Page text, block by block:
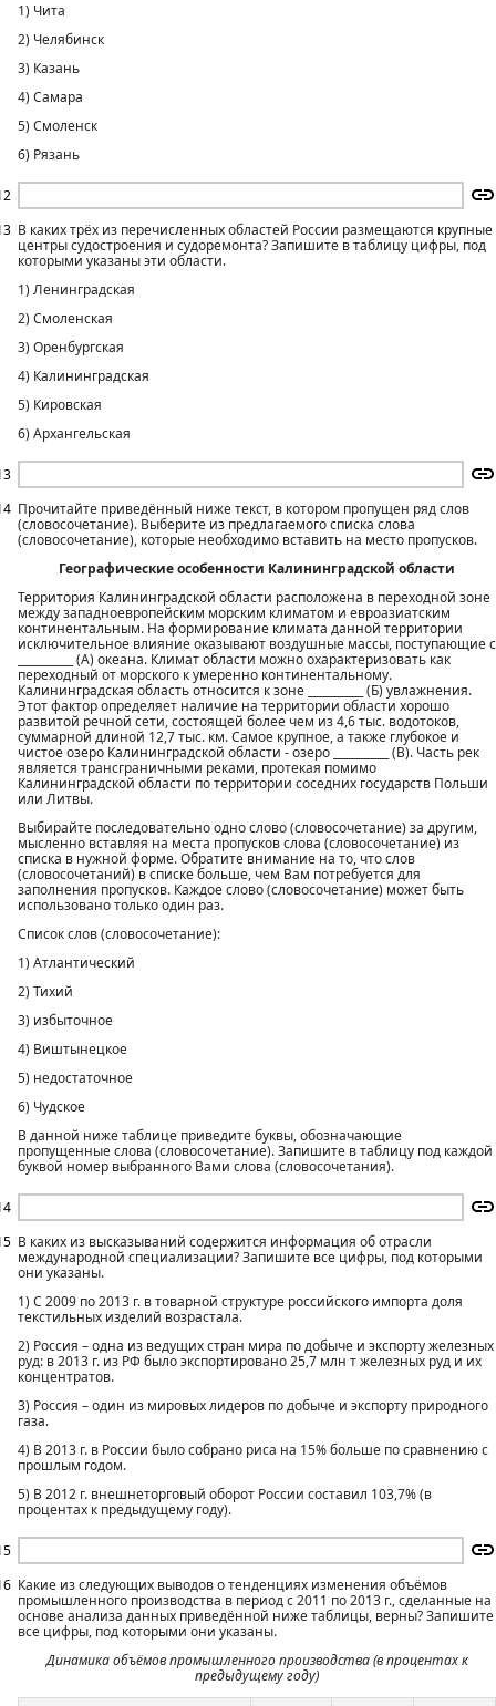
1) Чита
2) Челябинск
3) Казань
4) Самара
5) Смоленск
6) Рязань
В каких трёх из перечисленных областей России размещаются крупные
центры судостроения и судоремонта? Запишите в таблицу цифры, под
которыми указаны эти области.
1) Ленинградская
2) Смоленская
3) Оренбургская
4) Калининградская
5) Кировская
6) Архангельская
Прочитайте приведённый ниже текст, в котором пропущен ряд слов
(словосочетание). Выберите из предлагаемого списка слова
(словосочетание), которые необходимо вставить на место пропусков.
Географические особенности Калининградской области
Территория Калининградской области расположена в переходной зоне
между западноевропейским морским климатом и евроазиатским
континентальным. На формирование климата данной территории
исключительное влияние оказывают воздушные массы, поступающие с
__________ (А) океана. Климат области можно охарактеризовать как
переходный от морского к умеренно континентальному.
Калининградская область относится к зоне __________ (Б) увлажнения.
Этот фактор определяет наличие на территории области хорошо
развитой речной сети, состоящей более чем из 4,6 тыс. водотоков,
суммарной длиной 12,7 тыс. км. Самое крупное, а также глубокое и
чистое озеро Калининградской области - озеро __________ (В). Часть рек
является трансграничными реками, протекая помимо
Калининградской области по территории соседних государств Польши
или Литвы.
Выбирайте последовательно одно слово (словосочетание) за другим,
мысленно вставляя на места пропусков слова (словосочетание) из
списка в нужной форме. Обратите внимание на то, что слов
(словосочетаний) в списке больше, чем Вам потребуется для
заполнения пропусков. Каждое слово (словосочетание) может быть
использовано только один раз.
Список слов (словосочетание):
1) Атлантический
2) Тихий
3) избыточное
4) Виштынецкое
5) недостаточное
6) Чудское
В данной ниже таблице приведите буквы, обозначающие
пропущенные слова (словосочетание). Запишите в таблицу под каждой
буквой номер выбранного Вами слова (словосочетания).
В каких из высказываний содержится информация об отрасли
международной специализации? Запишите все цифры, под которыми
они указаны.
1) С 2009 по 2013 г. в товарной структуре российского импорта доля
текстильных изделий возрастала.
2) Россия – одна из ведущих стран мира по добыче и экспорту железных
руд: в 2013 г. из РФ было экспортировано 25,7 млн т железных руд и их
концентратов.
3) Россия – один из мировых лидеров по добыче и экспорту природного
газа.
4) В 2013 г. в России было собрано риса на 15% больше по сравнению с
прошлым годом.
5) В 2012 г. внешнеторговый оборот России составил 103,7% (в
процентах к предыдущему году).
Какие из следующих выводов о тенденциях изменения объёмов
промышленного производства в период с 2011 по 2013 г., сделанные на
основе анализа данных приведённой ниже таблицы, верны? Запишите
все цифры, под которыми они указаны.
Динамика объёмов промышленного производства (в процентах к
предыдущему году)